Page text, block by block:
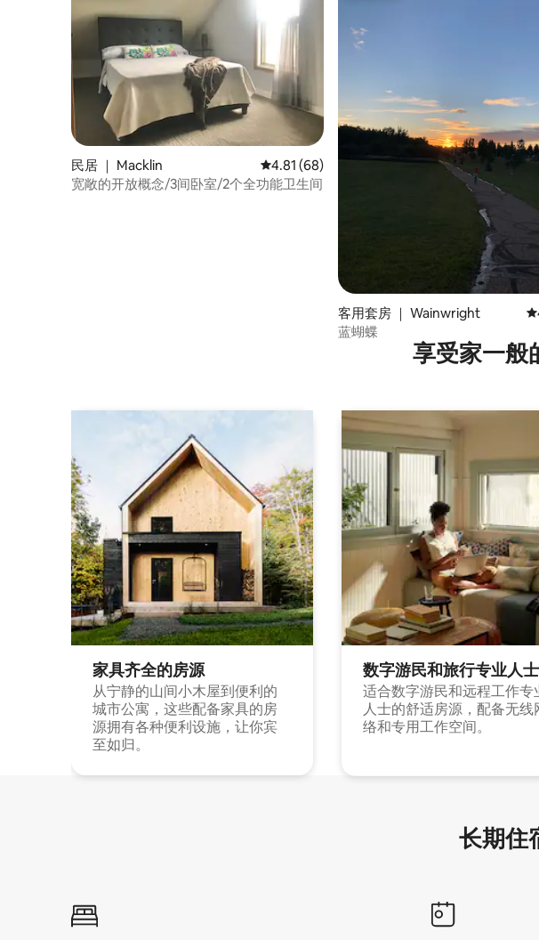
民居 ｜ Macklin 平均评分 4.81 分（满分 5 分），共 68 条评价
4.81 (68)
宽敞的开放概念/3间卧室/2个全功能卫生间
客用套房 ｜ Wainwright
蓝蝴蝶
享受家一般
家具齐全的房源
从宁静的山间小木屋到便利的
城市公寓，这些配备家具的房
源拥有各种便利设施，让你宾
至如归。
数字游民和旅行专业人士
适合数字游民和远程工作专
人士的舒适房源，配备无线
络和专用工作空间。
长期住